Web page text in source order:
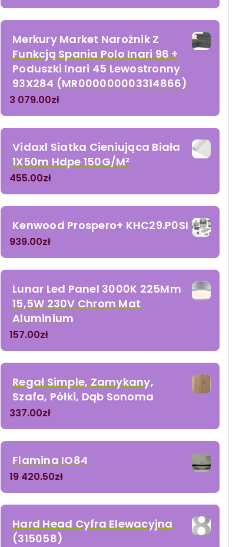
Merkury Market Narożnik Z
Funkcją Spania Polo Inari 96 +
Poduszki Inari 45 Lewostronny
93X284 (MR000000003314866)
3 079.00zł
Vidaxl Siatka Cieniująca Biała
1X50m Hdpe 150G/M²
455.00zł
Kenwood Prospero+ KHC29.P0SI
939.00zł
Lunar Led Panel 3000K 225Mm
15,5W 230V Chrom Mat
Aluminium
157.00zł
Regał Simple, Zamykany,
Szafa, Półki, Dąb Sonoma
337.00zł
Flamina IO84
19 420.50zł
Hard Head Cyfra Elewacyjna
(315058)